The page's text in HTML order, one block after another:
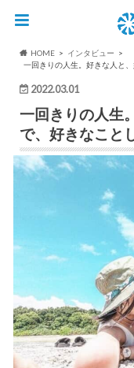
HOME
インタビュー
一回きりの人生。好きな人と
2022.03.01
一回きりの人生
で、好きなこと